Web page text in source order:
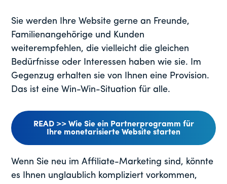
Sie werden Ihre Website gerne an Freunde,
Familienangehörige und Kunden
weiterempfehlen, die vielleicht die gleichen
Bedürfnisse oder Interessen haben wie sie. Im
Gegenzug erhalten sie von Ihnen eine Provision.
Das ist eine Win-Win-Situation für alle.
READ >> Wie Sie ein Partnerprogramm für
Ihre monetarisierte Website starten
Wenn Sie neu im Affiliate-Marketing sind, könnte
es Ihnen unglaublich kompliziert vorkommen,